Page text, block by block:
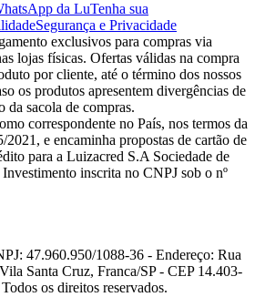
da LuTenha sua
Segurança e Privacidade
exclusivos para compras via
lojas físicas. Ofertas válidas na compra
por cliente, até o término dos nossos
os produtos apresentem divergências de
da sacola de compras.
correspondente no País, nos termos da
e encaminha propostas de cartão de
para a Luizacred S.A Sociedade de
inscrita no CNPJ sob o nº
47.960.950/1088-36 - Endereço: Rua
Santa Cruz, Franca/SP - CEP 14.403-
os direitos reservados.